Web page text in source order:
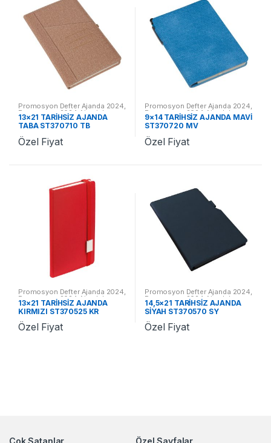
Promosyon Defter Ajanda 2024,
Promosyon 2024 Ajandalar
13×21 TARİHSİZ AJANDA
TABA ST370710 TB
Özel Fiyat
Promosyon Defter Ajanda 2024,
Promosyon 2024 Ajandalar
9×14 TARİHSİZ AJANDA MAVİ
ST370720 MV
Özel Fiyat
Promosyon Defter Ajanda 2024,
Promosyon 2024 Ajandalar
13×21 TARİHSİZ AJANDA
KIRMIZI ST370525 KR
Özel Fiyat
Promosyon Defter Ajanda 2024,
Promosyon 2024 Ajandalar
14,5×21 TARİHSİZ AJANDA
SİYAH ST370570 SY
Özel Fiyat
Çok Satanlar Özel Sayfalar